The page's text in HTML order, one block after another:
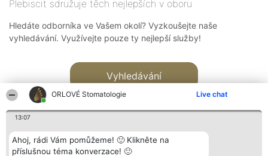
ORLOVÉ Stomatologie Live chat
13:07
Ahoj, rádi Vám pomůžeme! 🙂 Klikněte na
příslušnou téma konverzace! 🙂
Plebiscit sdružuje těch nejlepších v oboru
Hledáte odborníka ve Vašem okolí? Vyzkoušejte naše
vyhledávání. Využívejte pouze ty nejlepší služby!
Vyhledávání